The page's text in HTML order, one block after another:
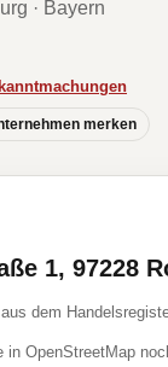
· Bayern
merken
1, 97228
dem
in OpenStreetMap